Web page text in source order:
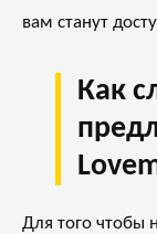
вам станут
Как
Для того чтобы